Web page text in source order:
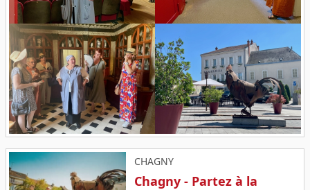
CHAGNY
Chagny - Partez à la